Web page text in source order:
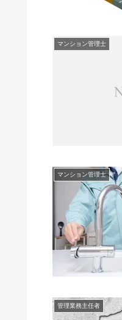
マンション管理士
マンション管理士
管理業務主任者